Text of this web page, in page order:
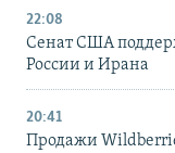
22:08
Сенат США
России и Ирана
20:41
Продажи